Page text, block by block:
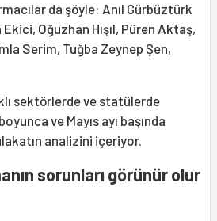
da şöyle: Anıl Gürbüztürk
Oğuzhan Hışıl, Püren Aktaş,
Serim, Tuğba Zeynep Şen,
sektörlerde ve statülerde
ve Mayıs ayı başında
analizini içeriyor.
sorunları görünür olur